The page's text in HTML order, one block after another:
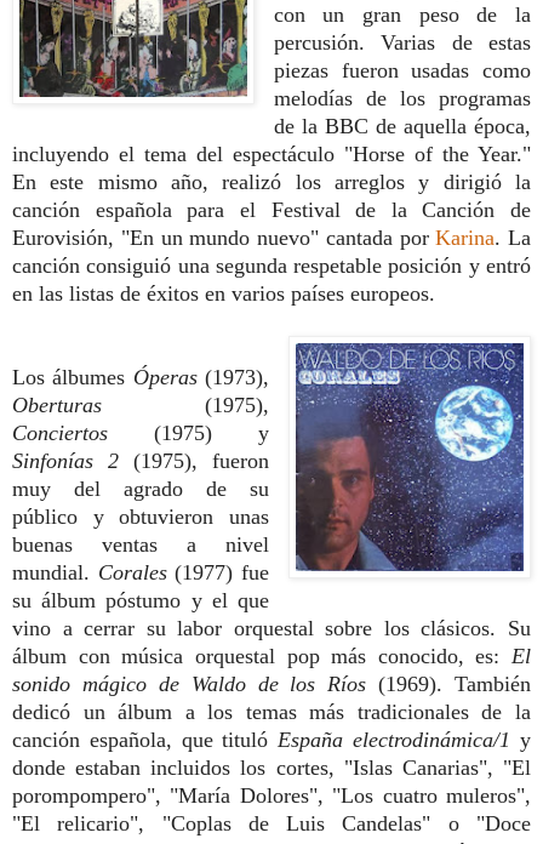
con un gran peso de la
percusión. Varias de estas
piezas fueron usadas como
melodías de los programas
de la BBC de aquella época,
incluyendo el tema del espectáculo "Horse of the Year."
En este mismo año, realizó los arreglos y dirigió la
canción española para el Festival de la Canción de
Eurovisión, "En un mundo nuevo" cantada porKarina. La
canción consiguió una segunda respetable posición y entró
en las listas de éxitos en varios países europeos.
Los álbumes Óperas(1973),
Oberturas(1975),
Conciertos (1975) y
Sinfonías 2(1975), fueron
muy del agrado de su
público y obtuvieron unas
buenas ventas a nivel
mundial. Corales(1977) fue
su álbum póstumo y el que
vino a cerrar su labor orquestal sobre los clásicos. Su
álbum con música orquestal pop más conocido, es: El
sonido mágico de Waldo de los Ríos(1969). También
dedicó un álbum a los temas más tradicionales de la
canción española, que tituló España electrodinámica/1 y
donde estaban incluidos los cortes, "Islas Canarias", "El
porompompero", "María Dolores", "Los cuatro muleros",
"El relicario", "Coplas de Luis Candelas" o "Doce